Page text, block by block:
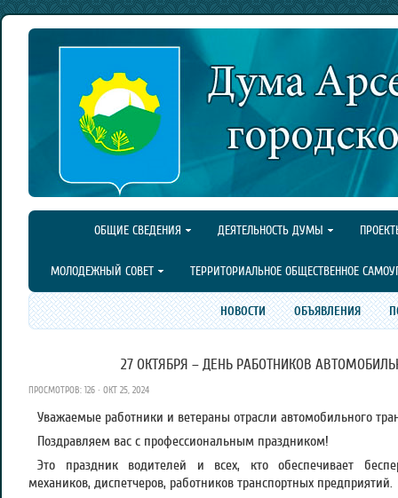
ОБЩИЕ СВЕДЕНИЯ ДЕЯТЕЛЬНОСТЬ ДУМЫ
МОЛОДЕЖНЫЙ СОВЕТ ТЕРРИТОРИАЛЬНОЕ ОБЩЕСТВЕННОЕ
НОВОСТИ ОБЪЯВЛЕНИЯ
27 ОКТЯБРЯ – ДЕНЬ РАБОТНИКОВ
ПРОСМОТРОВ: 126 · ОКТ 25, 2024
Уважаемые работники и ветераны отрасли автомобильного
Поздравляем вас с профессиональным праздником!
Это праздник водителей и всех, кто обеспечивает
механиков, диспетчеров, работников транспортных предприятий.